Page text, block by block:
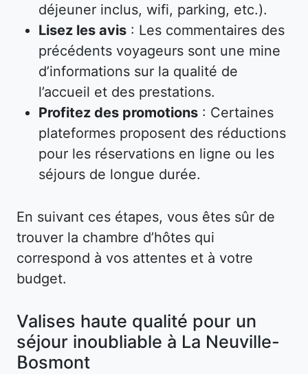
déjeuner inclus, wifi, parking, etc.).
Lisez les avis : Les commentaires des
précédents voyageurs sont une mine
d’informations sur la qualité de
l’accueil et des prestations.
Profitez des promotions : Certaines
plateformes proposent des réductions
pour les réservations en ligne ou les
séjours de longue durée.
En suivant ces étapes, vous êtes sûr de
trouver la chambre d’hôtes qui
correspond à vos attentes et à votre
budget.
Valises haute qualité pour un
séjour inoubliable à La Neuville-
Bosmont